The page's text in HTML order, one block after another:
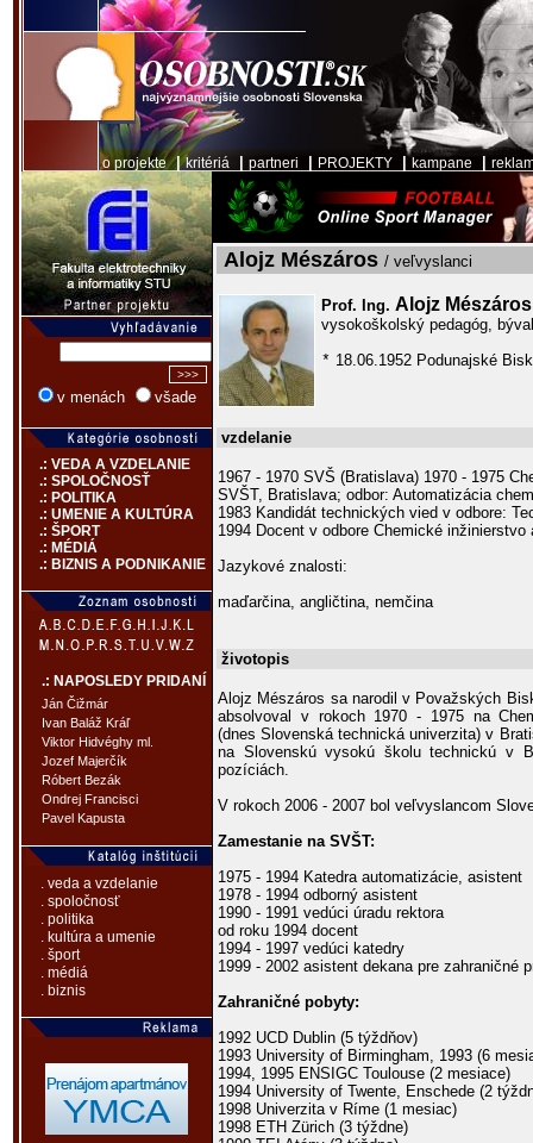
o projekte|kritériá partneri PROJEKTY kampane
v menách všade
.: VEDA A VZDELANIE
.: SPOLOČNOSŤ
.: POLITIKA
.: UMENIE A KULTÚRA
.: ŠPORT
.: MÉDIÁ
.: BIZNIS A PODNIKANIE
.: NAPOSLEDY PRIDANÍ
Ján Čižmár
Ivan Baláž Kráľ
Viktor Hidvéghy ml.
Jozef Majerčík
Róbert Bezák
Ondrej Francisci
Pavel Kapusta
. veda a vzdelanie
. spoločnosť
. politika
. kultúra a umenie
. šport
. médiá
. biznis
Alojz Mészáros / veľvyslanci
Prof. Ing. Alojz
vysokoškolský pedagóg,
* 18.06.1952 Podunajské
vzdelanie
1967 - 1970 SVŠ (Bratislava) 1970 - 1975
SVŠT, Bratislava; odbor: Automatizácia
1983 Kandidát technických vied v odbore:
1994 Docent v odbore Chemické inžinierstvo
Jazykové znalosti:
maďarčina, angličtina, nemčina
životopis
Alojz Mészáros sa narodil v Považských
absolvoval v rokoch 1970 - 1975 na
(dnes Slovenská technická univerzita) v
na Slovenskú vysokú školu technickú v
pozíciách.
V rokoch 2006 - 2007 bol veľvyslancom
Zamestanie na SVŠT:
1975 - 1994 Katedra automatizácie, asistent
1978 - 1994 odborný asistent
1990 - 1991 vedúci úradu rektora
od roku 1994 docent
1994 - 1997 vedúci katedry
1999 - 2002 asistent dekana pre zahraničné
Zahraničné pobyty:
1992 UCD Dublin (5 týždňov)
1993 University of Birmingham, 1993 (6
1994, 1995 ENSIGC Toulouse (2 mesiace)
1994 University of Twente, Enschede (2
1998 Univerzita v Ríme (1 mesiac)
1998 ETH Zürich (3 týždne)